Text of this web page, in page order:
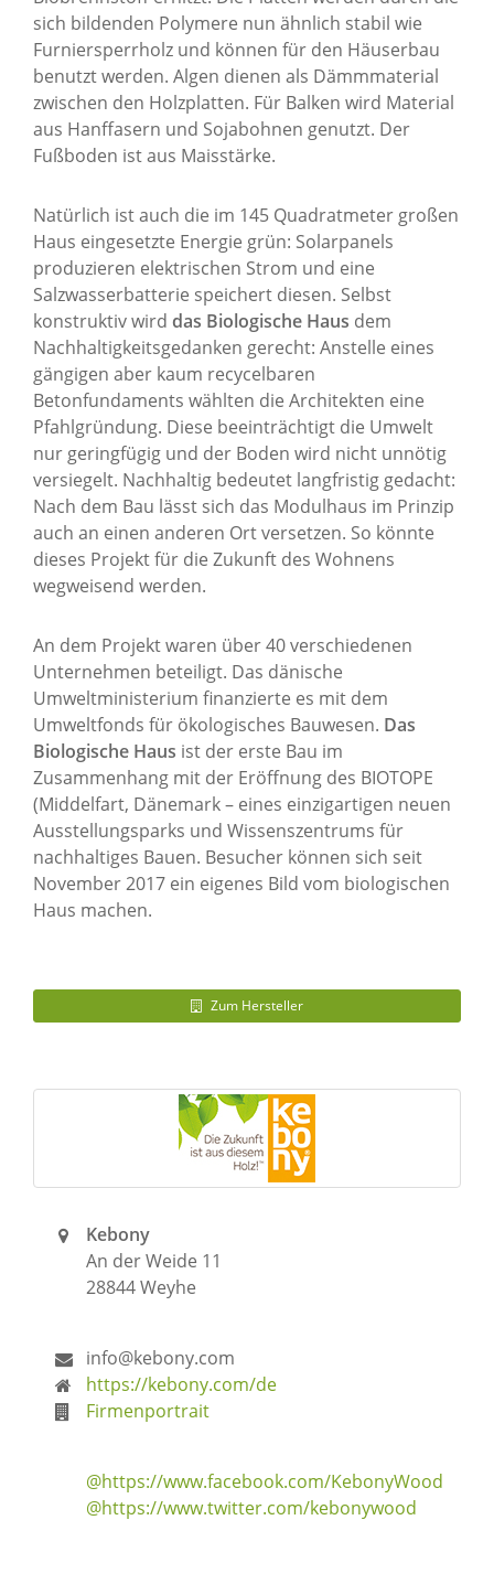
sich bildenden Polymere nun ähnlich stabil wie
Furniersperrholz und können für den Häuserbau
benutzt werden. Algen dienen als Dämmmaterial
zwischen den Holzplatten. Für Balken wird Material
aus Hanffasern und Sojabohnen genutzt. Der
Fußboden ist aus Maisstärke.
Natürlich ist auch die im 145 Quadratmeter großen
Haus eingesetzte Energie grün: Solarpanels
produzieren elektrischen Strom und eine
Salzwasserbatterie speichert diesen. Selbst
konstruktiv wird das Biologische Haus dem
Nachhaltigkeitsgedanken gerecht: Anstelle eines
gängigen aber kaum recycelbaren
Betonfundaments wählten die Architekten eine
Pfahlgründung. Diese beeinträchtigt die Umwelt
nur geringfügig und der Boden wird nicht unnötig
versiegelt. Nachhaltig bedeutet langfristig gedacht:
Nach dem Bau lässt sich das Modulhaus im Prinzip
auch an einen anderen Ort versetzen. So könnte
dieses Projekt für die Zukunft des Wohnens
wegweisend werden.
An dem Projekt waren über 40 verschiedenen
Unternehmen beteiligt. Das dänische
Umweltministerium finanzierte es mit dem
Umweltfonds für ökologisches Bauwesen. Das
Biologische Haus ist der erste Bau im
Zusammenhang mit der Eröffnung des BIOTOPE
(Middelfart, Dänemark – eines einzigartigen neuen
Ausstellungsparks und Wissenszentrums für
nachhaltiges Bauen. Besucher können sich seit
November 2017 ein eigenes Bild vom biologischen
Haus machen.
Zum Hersteller
Kebony
An der Weide 11
28844 Weyhe
info@kebony.com
https://kebony.com/de
Firmenportrait
@https://www.facebook.com/KebonyWood
@https://www.twitter.com/kebonywood